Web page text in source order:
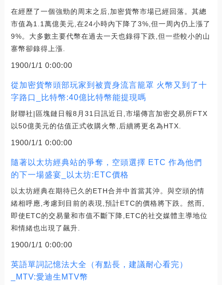
在經歷了一個強勁的周末之后,加密貨幣市場已經回落。其總
市值為1.1萬億美元,在24小時內下降了3%,但一周內仍上漲了
9%。大多數主要代幣在過去一天也錄得下跌,但一些較小的山
寨幣卻錄得上漲.
1900/1/1 0:00:00
從加密貨幣頭部玩家到被賣身流言籠罩 火幣又到了十
字路口_比特幣:40億比特幣能提現嗎
財聯社|區塊鏈日報8月31日訊近日,市場傳言加密交易所FTX
以50億美元的估值正式收購火幣,后續將更名為HTX.
1900/1/1 0:00:00
隨著以太坊經典站的爭奪，空頭選擇 ETC 作為他們
的下一場盛宴_以太坊:ETC價格
以太坊經典在期待已久的ETH合并中首當其沖。與空頭的情
緒相呼應,考慮到目前的表現,預計ETC的價格將下跌。然而,
即使ETC的交易量和市值不斷下降,ETC的社交媒體主導地位
和情緒也出現了飆升.
1900/1/1 0:00:00
英語單詞記憶法大全（有點長，建議耐心看完）
_MTV:愛迪生MTV幣